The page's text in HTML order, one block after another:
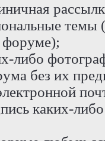
темы
форуме);
либо
без их
каких-